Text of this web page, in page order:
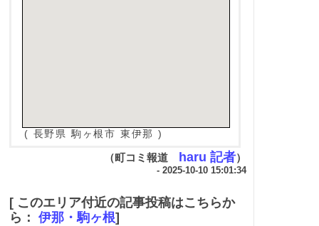
( 長野県 駒ヶ根市 東伊那 )
（町コミ報道 haru 記者）
- 2025-10-10 15:01:34
[ このエリア付近の記事投稿はこちらか
ら： 伊那・駒ヶ根]